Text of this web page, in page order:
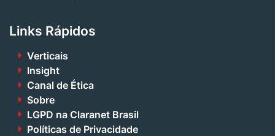
Links Rápidos
Verticais
Insight
Canal de Ética
Sobre
LGPD na Claranet Brasil
Políticas de Privacidade